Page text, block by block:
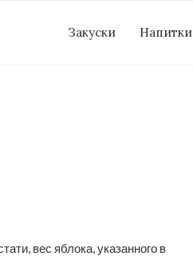
Закуски Напитки
вес яблока, указанного в